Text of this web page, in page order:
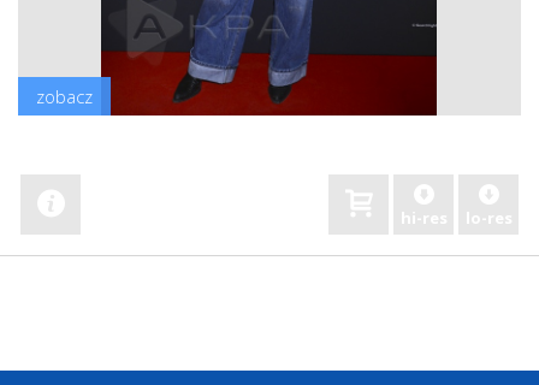
zobacz
hi-res lo-res